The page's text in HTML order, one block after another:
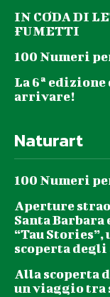
IN CODA DI
FUMETTI
100 Numeri
La 6ª
arrivare!
Naturart
100 Numeri
Aperture
Santa Barbara
“Tau
scoperta
Alla scoperta
un viaggio